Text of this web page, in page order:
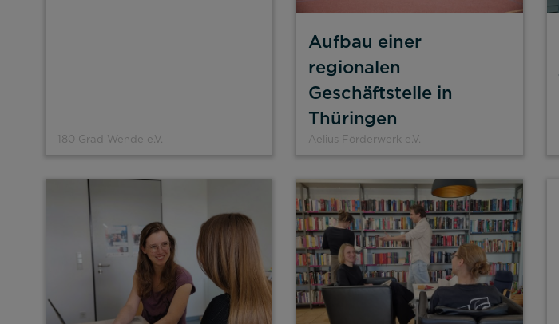
180 Grad Wende e.V.
Aufbau einer
regionalen
Geschäftstelle in
Thüringen
Aelius Förderwerk e.V.